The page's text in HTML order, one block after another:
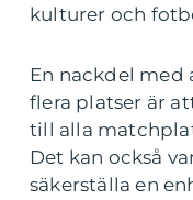
kulturer och
En nackdel
flera platser är
till alla
Det kan också
säkerställa en